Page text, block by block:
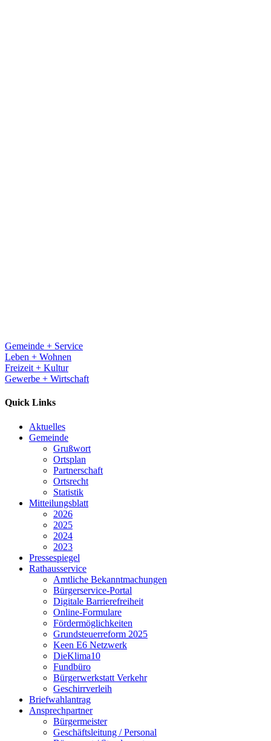
Gemeinde + Service
Leben + Wohnen
Freizeit + Kultur
Gewerbe + Wirtschaft
Quick Links
Aktuelles
Gemeinde
Grußwort
Ortsplan
Partnerschaft
Ortsrecht
Statistik
Mitteilungsblatt
2026
2025
2024
2023
Pressespiegel
Rathausservice
Amtliche Bekanntmachungen
Bürgerservice-Portal
Digitale Barrierefreiheit
Online-Formulare
Fördermöglichkeiten
Grundsteuerreform 2025
Keen E6 Netzwerk
DieKlima10
Fundbüro
Bürgerwerkstatt Verkehr
Geschirrverleih
Briefwahlantrag
Ansprechpartner
Bürgermeister
Geschäftsleitung / Personal